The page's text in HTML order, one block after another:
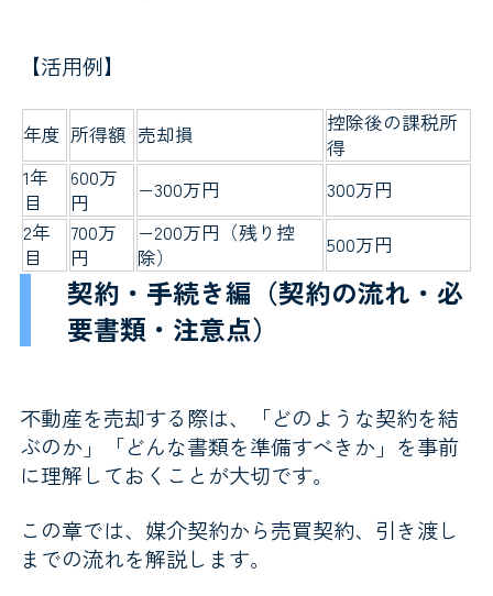
【活用例】
年度 所得額 売却損
控除後の課税所
得
1年
目
600万
円
−300万円
300万円
2年
目
700万
円
−200万円（残り控
除）
500万円
契約・手続き編（契約の流れ・必
要書類・注意点）
不動産を売却する際は、「どのような契約を結
ぶのか」「どんな書類を準備すべきか」を事前
に理解しておくことが大切です。
この章では、媒介契約から売買契約、引き渡し
までの流れを解説します。